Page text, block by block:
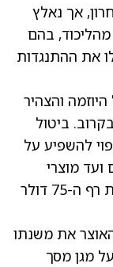
אך נאלץ
מהליכוד, בהם
את ההתנגדות
והצהיר
ביטול
להשפיע על
ועד מוצרי
קוסמטיקה ואלקטרוניקה קלה, שחצו את רף ה-75 דולר
את משנתו
לשלם 100 שקל על מגן מסך